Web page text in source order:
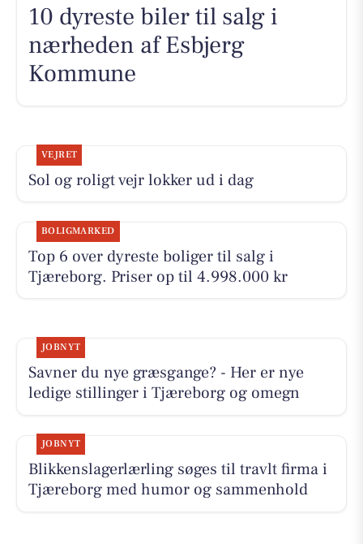
10 dyreste biler til salg i
nærheden af Esbjerg
Kommune
VEJRET
Sol og roligt vejr lokker ud i dag
BOLIGMARKED
Top 6 over dyreste boliger til salg i
Tjæreborg. Priser op til 4.998.000 kr
JOBNYT
Savner du nye græsgange? - Her er nye
ledige stillinger i Tjæreborg og omegn
JOBNYT
Blikkenslagerlærling søges til travlt firma i
Tjæreborg med humor og sammenhold